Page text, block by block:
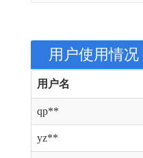
用户使用情况
用户名
qp**
yz**